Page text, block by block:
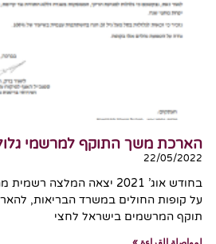
הארכת משך התוקף למרשמי
22/05/2022
בחודש אוג’ 2021 יצאה המלצה
על קופות החולים במשרד הבריאות,
תוקף המרשמים בישראל לחצי